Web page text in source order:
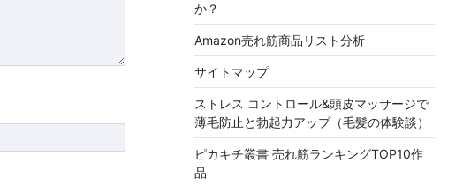
か？
Amazon売れ筋商品リスト分析
サイトマップ
ストレス コントロール&頭皮マッサージで
薄毛防止と勃起力アップ（毛髪の体験談）
ピカキチ叢書 売れ筋ランキングTOP10作
品